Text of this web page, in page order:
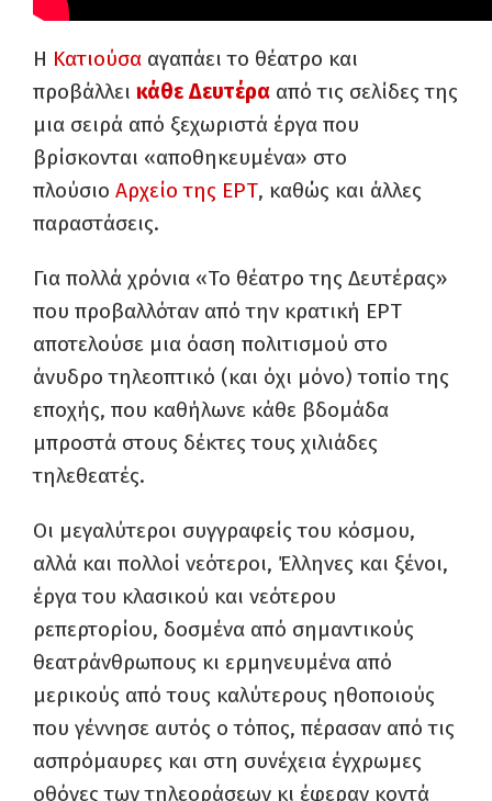
Η Κατιούσα αγαπάει το θέατρο και
προβάλλει κάθε Δευτέρα από τις σελίδες της
μια σειρά από ξεχωριστά έργα που
βρίσκονται «αποθηκευμένα» στο
πλούσιο Αρχείο της ΕΡΤ, καθώς και άλλες
παραστάσεις.
Για πολλά χρόνια «Το θέατρο της Δευτέρας»
που προβαλλόταν από την κρατική ΕΡΤ
αποτελούσε μια όαση πολιτισμού στο
άνυδρο τηλεοπτικό (και όχι μόνο) τοπίο της
εποχής, που καθήλωνε κάθε βδομάδα
μπροστά στους δέκτες τους χιλιάδες
τηλεθεατές.
Οι μεγαλύτεροι συγγραφείς του κόσμου,
αλλά και πολλοί νεότεροι, Έλληνες και ξένοι,
έργα του κλασικού και νεότερου
ρεπερτορίου, δοσμένα από σημαντικούς
θεατράνθρωπους κι ερμηνευμένα από
μερικούς από τους καλύτερους ηθοποιούς
που γέννησε αυτός ο τόπος, πέρασαν από τις
ασπρόμαυρες και στη συνέχεια έγχρωμες
οθόνες των τηλεοράσεων κι έφεραν κοντά